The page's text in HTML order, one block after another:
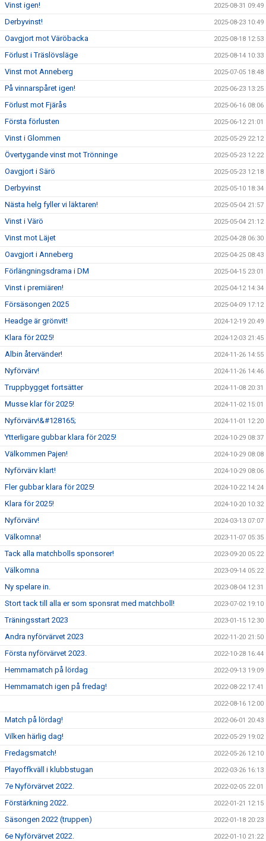
Vinst igen! 2025-08-31 09:49
Derbyvinst! 2025-08-23 10:49
Oavgjort mot Väröbacka 2025-08-18 12:53
Förlust i Träslövsläge 2025-08-14 10:33
Vinst mot Anneberg 2025-07-05 18:48
På vinnarspåret igen! 2025-06-23 13:25
Förlust mot Fjärås 2025-06-16 08:06
Första förlusten 2025-06-12 21:01
Vinst i Glommen 2025-05-29 22:12
Övertygande vinst mot Trönninge 2025-05-23 12:22
Oavgjort i Särö 2025-05-23 12:18
Derbyvinst 2025-05-10 18:34
Nästa helg fyller vi läktaren! 2025-05-04 21:57
Vinst i Värö 2025-05-04 21:12
Vinst mot Läjet 2025-04-28 06:30
Oavgjort i Anneberg 2025-04-25 08:43
Förlängningsdrama i DM 2025-04-15 23:01
Vinst i premiären! 2025-04-12 14:34
Försäsongen 2025 2025-04-09 17:12
Headge är grönvit! 2024-12-19 20:49
Klara för 2025! 2024-12-03 21:45
Albin återvänder! 2024-11-26 14:55
Nyförvärv! 2024-11-26 14:46
Truppbygget fortsätter 2024-11-08 20:31
Musse klar för 2025! 2024-11-02 15:01
Nyförvärv!&#128165; 2024-11-01 12:20
Ytterligare gubbar klara för 2025! 2024-10-29 08:37
Välkommen Pajen! 2024-10-29 08:08
Nyförvärv klart! 2024-10-29 08:06
Fler gubbar klara för 2025! 2024-10-22 14:24
Klara för 2025! 2024-10-20 10:32
Nyförvärv! 2024-03-13 07:07
Välkomna! 2023-11-07 05:35
Tack alla matchbolls sponsorer! 2023-09-20 05:22
Välkomna 2023-09-14 05:22
Ny spelare in. 2023-08-04 12:31
Stort tack till alla er som sponsrat med matchboll! 2023-07-02 19:10
Träningsstart 2023 2023-01-15 12:30
Andra nyförvärvet 2023 2022-11-20 21:50
Första nyförvärvet 2023. 2022-10-28 16:44
Hemmamatch på lördag 2022-09-13 19:09
Hemmamatch igen på fredag! 2022-08-22 17:41
2022-08-16 12:00
Match på lördag! 2022-06-01 20:43
Vilken härlig dag! 2022-05-29 19:02
Fredagsmatch! 2022-05-26 12:10
Playoffkväll i klubbstugan 2022-03-26 16:13
7e Nyförvärvet 2022. 2022-02-05 22:01
Förstärkning 2022. 2022-01-21 12:15
Säsongen 2022 (truppen) 2022-01-18 20:23
6e Nyförvärvet 2022. 2022-01-10 21:22